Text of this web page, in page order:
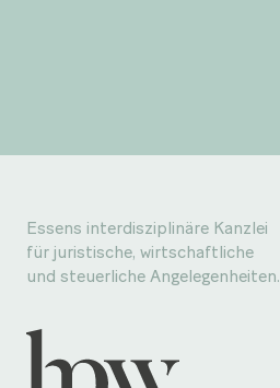
Essens interdisziplinäre Kanzlei
für juristische, wirtschaftliche
und steuerliche Angelegenheiten.